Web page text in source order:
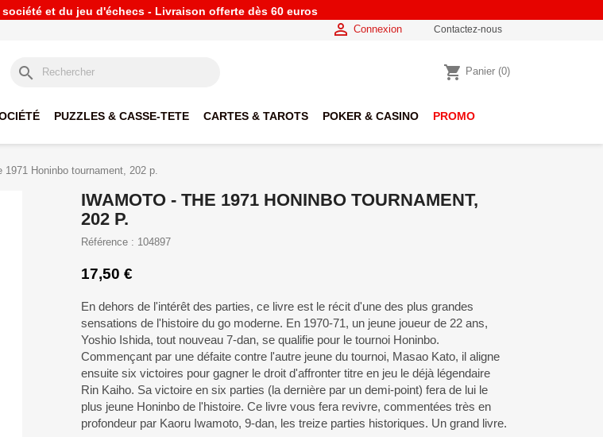
et du jeu d'échecs - Livraison offerte dès 60 euros
 Connexion Contactez-nous
search shopping_cart Panier (0)
PUZZLES & CASSE-TETE CARTES & TAROTS POKER & CASINO PROMO
1971 Honinbo tournament, 202 p.
IWAMOTO - THE 1971 HONINBO TOURNAMENT,
202 P.
Référence : 104897
17,50 €
En dehors de l'intérêt des parties, ce livre est le récit d'une des plus grandes
sensations de l'histoire du go moderne. En 1970-71, un jeune joueur de 22 ans,
Yoshio Ishida, tout nouveau 7-dan, se qualifie pour le tournoi Honinbo.
Commençant par une défaite contre l'autre jeune du tournoi, Masao Kato, il aligne
ensuite six victoires pour gagner le droit d'affronter titre en jeu le déjà légendaire
Rin Kaiho. Sa victoire en six parties (la dernière par un demi-point) fera de lui le
plus jeune Honinbo de l'histoire. Ce livre vous fera revivre, commentées très en
profondeur par Kaoru Iwamoto, 9-dan, les treize parties historiques. Un grand livre.